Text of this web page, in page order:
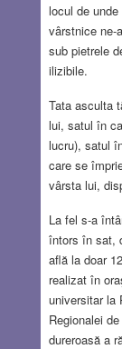
locul de
vârstnice ne-
sub pietrele
ilizibile.
Tata asculta
lui, satul în
lucru), satul
care se
vârsta lui,
La fel s-a
întors în sat,
află la doar
realizat în
universitar la
Regionalei
dureroasă a